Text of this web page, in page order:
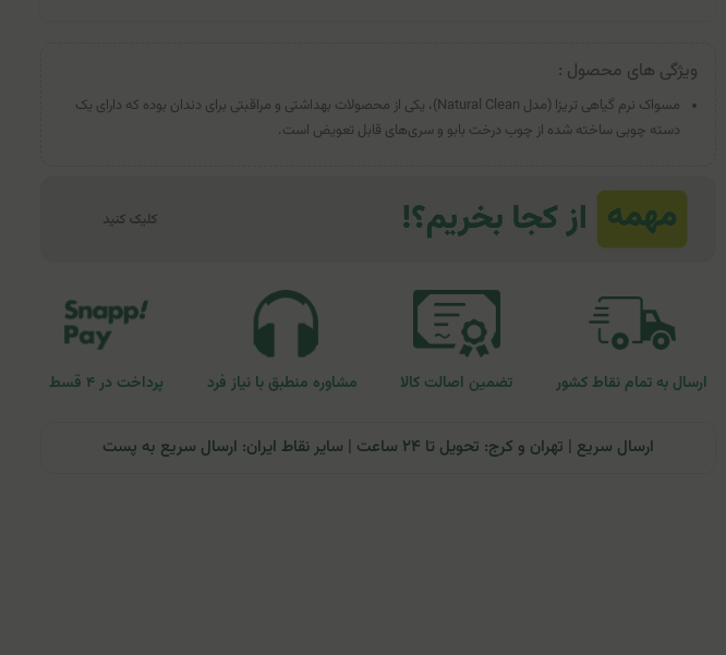
ویژگی های محصول :
مسواک نرم گیاهی تریزا (مدل Natural Clean)، یکی از محصولات بهداشتی و مراقبتی برای دندان بوده که دارای یک
دسته چوبی ساخته شده از چوب درخت بابو و سری‌های قابل تعویض است.
ارسال به تمام نقاط کشور تضمین اصالت کالا مشاوره منطبق با نیاز فرد پرداخت در ۴ قسط
ارسال سریع | تهران و کرج: تحویل تا ۲۴ ساعت | سایر نقاط ایران: ارسال سریع به پست